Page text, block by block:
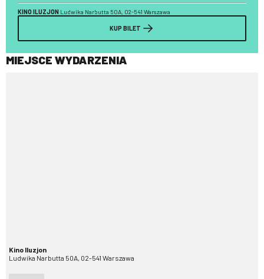
KINO ILUZJON Ludwika Narbutta 50A, 02-541 Warszawa
KUP BILET
MIEJSCE WYDARZENIA
Kino Iluzjon
Ludwika Narbutta 50A, 02-541 Warszawa